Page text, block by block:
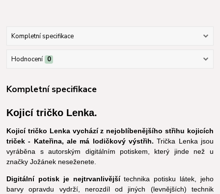
Kompletní specifikace
Hodnocení 0
Kompletní specifikace
Kojicí tričko Lenka.
Kojicí tričko Lenka vychází z nejoblíbenějšího střihu kojicích
triček - Kateřina, ale má lodičkový výstřih.Trička Lenka jsou
vyráběna s autorským digitálním potiskem, který jinde než u
značky Jožánek neseženete.
Digitální potisk je nejtrvanlivějšítechnika potisku látek, jeho
barvy opravdu vydrží, nerozdíl od jiných (levnějších) technik